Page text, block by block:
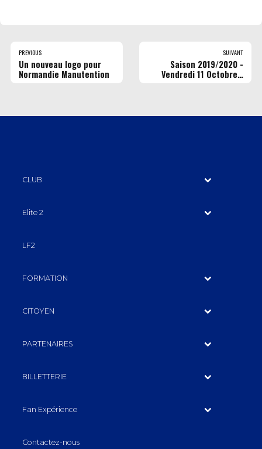
PREVIOUS
Un nouveau logo pour
Normandie Manutention
SUIVANT
Saison 2019/2020 -
Vendredi 11 Octobre -
LNB)
CLUB
Elite 2
LF2
FORMATION
CITOYEN
PARTENAIRES
BILLETTERIE
Fan Expérience
Contactez-nous